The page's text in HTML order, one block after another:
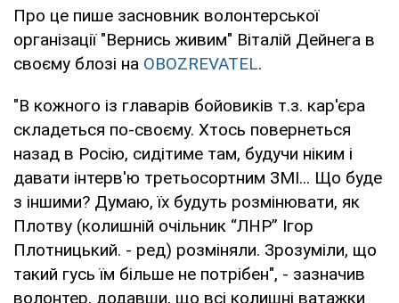
Про це пише засновник волонтерської
організації "Вернись живим" Віталій Дейнега в
своєму блозі на OBOZREVATEL.
"В кожного із главарів бойовиків т.з. кар'єра
складеться по-своєму. Хтось повернеться
назад в Росію, сидітиме там, будучи ніким і
давати інтерв'ю третьосортним ЗМІ... Що буде
з іншими? Думаю, їх будуть розмінювати, як
Плотву (колишній очільник “ЛНР” Ігор
Плотницький. - ред) розміняли. Зрозуміли, що
такий гусь їм більше не потрібен", - зазначив
волонтер, додавши, що всі колишні ватажки